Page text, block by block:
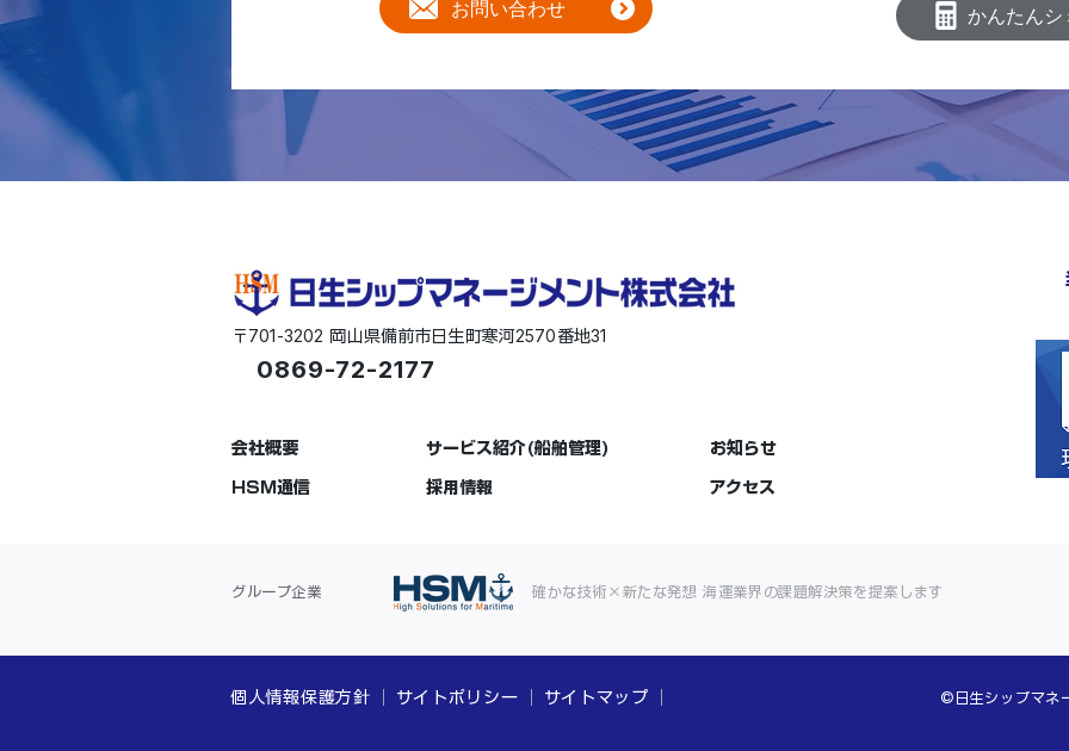
お問い合わせ かんたんシ
〒 701-3202 岡山県備前市日生町寒河 2570 番地31
0869-72-2177
会社概要
HSM通信
サービス紹介(船舶管理)
採用情報
お知らせ
アクセス
グループ企業 確かな技術×新たな発想 海運業界の課題解決策を提案します
個人情報保護方針 サイトポリシー サイトマップ ©日生シップマ